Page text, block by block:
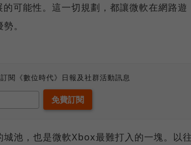
可能性。這一切規劃，都讓微軟在網路遊
。
閱《數位時代》日報及社群活動訊息
池，也是微軟Xbox最難打入的一塊。以往